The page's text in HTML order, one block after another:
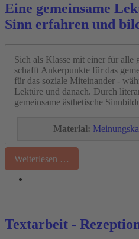
Eine gemeinsame
Sinn erfahren und
Sich als Klasse mit einer für alle
schafft Ankerpunkte für das
für das soziale Miteinander -
Lektüre und danach. Durch
gemeinsame ästhetische
Material:
Weiterlesen …
Textarbeit -